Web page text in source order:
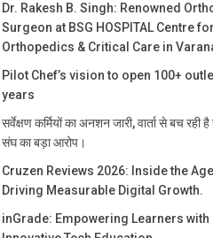
Dr. Rakesh B. Singh: Renowned
Surgeon at BSG HOSPITAL Centre
Orthopedics & Critical Care in
Pilot Chef’s vision to open 100+
years
सर्वेक्षण कर्मियों का अनशन जारी, वार्ता से बच रही
संघ का बड़ा आरोप।
Cruzen Reviews 2026: Inside the
Driving Measurable Digital Growth.
inGrade: Empowering Learners with